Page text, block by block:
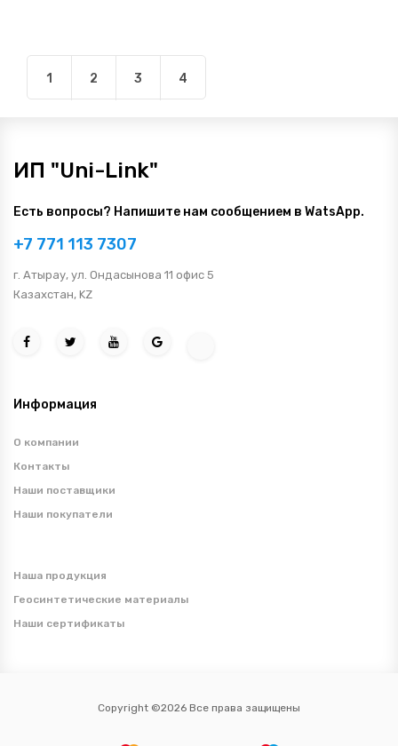
1 2 3 4
ИП "Uni-Link"
Есть вопросы? Напишите нам сообщением в WatsApp.
+7 771 113 7307
г. Атырау, ул. Ондасынова 11 офис 5
Казахстан, KZ
Информация
О компании
Контакты
Наши поставщики
Наши покупатели
Наша продукция
Геосинтетические материалы
Наши сертификаты
Copyright ©2026 Все права защищены